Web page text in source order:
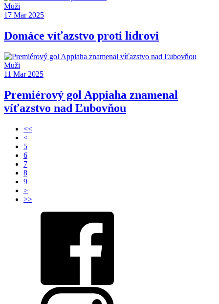
Muži
17 Mar 2025
Domáce víťazstvo proti lídrovi
Muži
11 Mar 2025
Premiérový gol Appiaha znamenal
víťazstvo nad Ľubovňou
<<
<
5
6
7
8
9
>
>>